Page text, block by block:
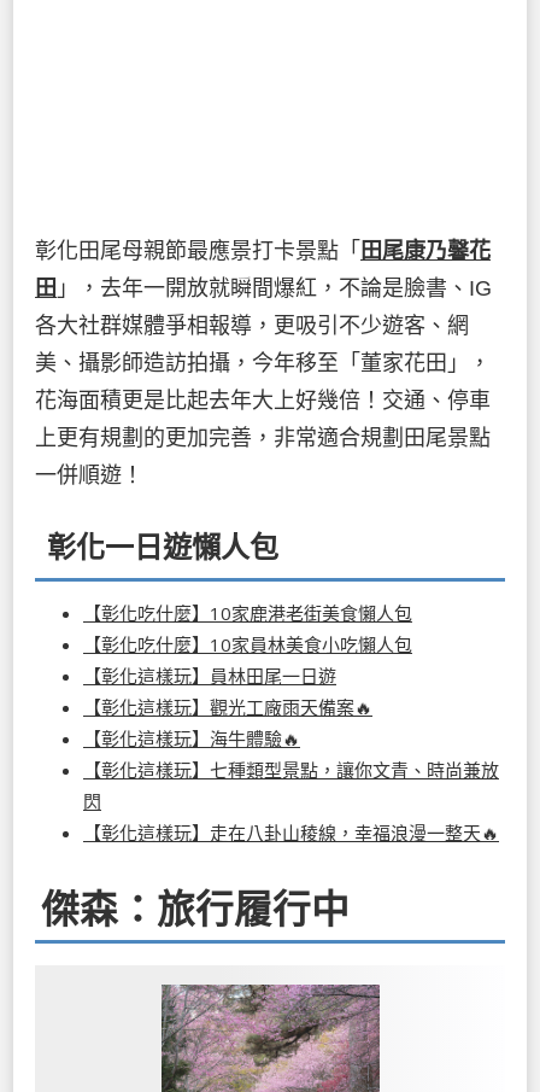
彰化田尾母親節最應景打卡景點「 田尾康乃馨花
田 」，去年一開放就瞬間爆紅，不論是臉書、IG
各大社群媒體爭相報導，更吸引不少遊客、網
美、攝影師造訪拍攝，今年移至「董家花田」，
花海面積更是比起去年大上好幾倍！交通、停車
上更有規劃的更加完善，非常適合規劃田尾景點
一併順遊！
彰化一日遊懶人包
【彰化吃什麼】10家鹿港老街美食懶人包
【彰化吃什麼】10家員林美食小吃懶人包
【彰化這樣玩】員林田尾一日遊
【彰化這樣玩】觀光工廠雨天備案🔥
【彰化這樣玩】海牛體驗🔥
【彰化這樣玩】七種類型景點，讓你文青、時尚兼放
閃
【彰化這樣玩】走在八卦山稜線，幸福浪漫一整天🔥
傑森：旅行履行中